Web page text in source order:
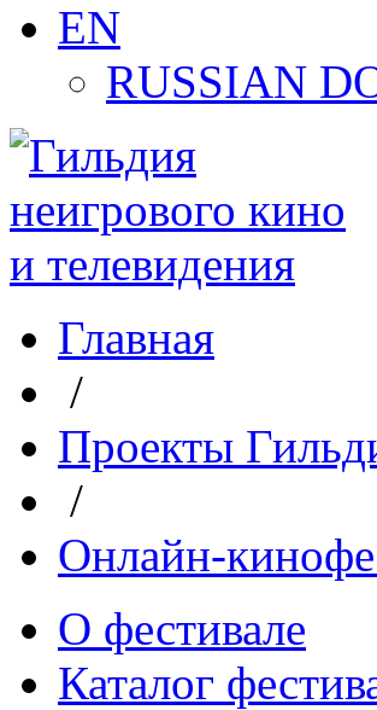
EN
RUSSIAN
Главная
/
Проекты
/
Онлайн-
О фестивале
Каталог